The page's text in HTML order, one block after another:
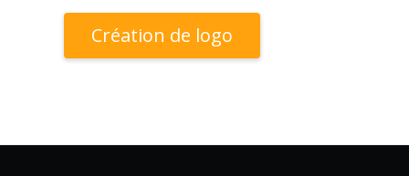
Création de logo